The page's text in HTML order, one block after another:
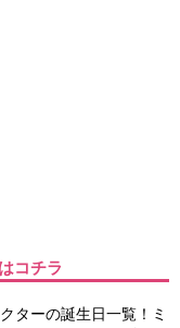
コチラ
ターの誕生日一覧！ミ